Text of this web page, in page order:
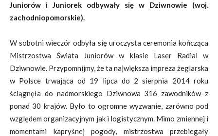
Juniorów i Juniorek odbywały się w Dziwnowie (woj.
zachodniopomorskie).
W sobotni wieczór odbyła się uroczysta ceremonia kończąca
Mistrzostwa Świata Juniorów w klasie Laser Radial w
Dziwnowie. Przypomnijmy, że ta największa impreza żeglarska
w Polsce trwająca od 19 lipca do 2 sierpnia 2014 roku
ściągnęła do nadmorskiego Dziwnowa 316 zawodników z
ponad 30 krajów. Było to ogromne wyzwanie, zarówno pod
względem organizacyjnym jak i logistycznym. Mimo zmiennej i
momentami kapryśnej pogody, mistrzostwa przebiegały